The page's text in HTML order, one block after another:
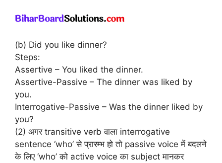
(b) Did you like dinner?
Steps:
Assertive – You liked the dinner.
Assertive-Passive – The dinner was liked by
you.
Interrogative-Passive – Was the dinner liked by
you?
(2) अगर transitive verb वाला interrogative
sentence ‘who’ से प्रारम्भ हो तो passive voice में बदलने
के लिए ‘who’ को active voice का subject मानकर